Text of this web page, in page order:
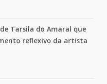
Tarsila do Amaral que
reflexivo da artista